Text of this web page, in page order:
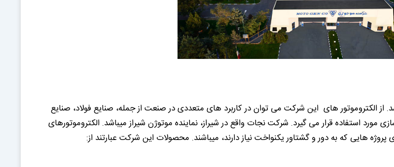
از الکتروموتور های این شرکت می توان در کاربرد های متعددی در صنعت از جمله، صنایع فولاد، صنایع
استفاده قرار می گیرد. شرکت نجات واقع در شیراز، نماینده موتوژن شیراز میباشد. الکتروموتورهای
هایی که به دور و گشتاور یکنواخت نیاز دارند، میباشند. محصولات این شرکت عبارتند از: